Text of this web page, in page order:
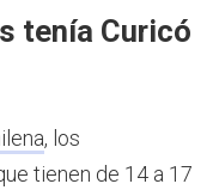
tenía Curicó
, los
tienen de 14 a 17